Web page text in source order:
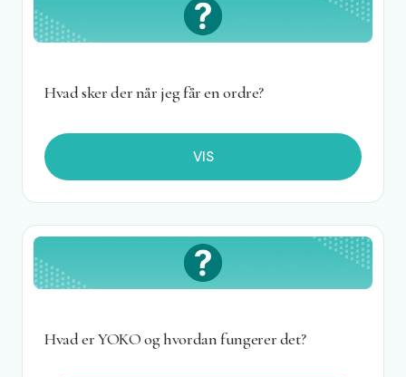
Hvad sker der når jeg får en ordre?
VIS
Hvad er YOKO og hvordan fungerer det?